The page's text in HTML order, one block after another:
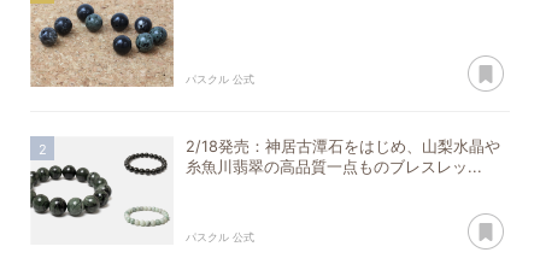
パスクル 公式
2/18発売：神居古潭石をはじめ、山梨水晶や
糸魚川翡翠の高品質一点ものブレスレッ...
パスクル 公式